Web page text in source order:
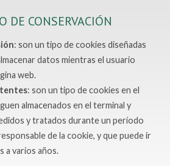
DE CONSERVACIÓN
: son un tipo de cookies diseñadas
datos mientras el usuario
web.
: son un tipo de cookies en el
almacenados en el terminal y
y tratados durante un período
de la cookie, y que puede ir
a varios años.